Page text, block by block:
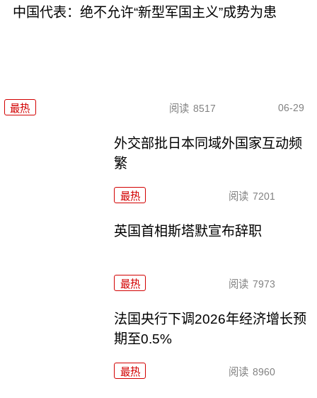
中国代表：绝不允许“新型军国主义”成势为患
最热 阅读 8517 06-29
外交部批日本同域外国家互动频
繁
最热 阅读 7201
英国首相斯塔默宣布辞职
最热 阅读 7973
法国央行下调2026年经济增长预
期至0.5%
最热 阅读 8960